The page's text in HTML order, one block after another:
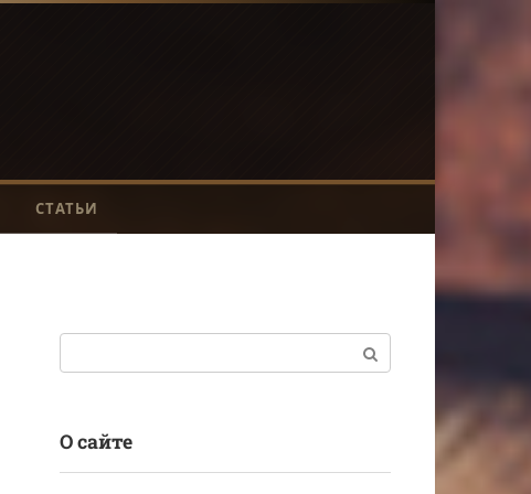
СТАТЬИ
О сайте